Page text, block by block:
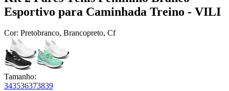
Esportivo para Caminhada Treino - VILI
Cor: Pretobranco, Brancopreto, Cf
Tamanho:
343536373839